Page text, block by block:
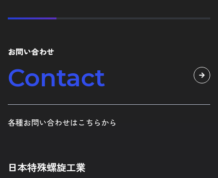
お問い合わせ
Contact
各種お問い合わせはこちらから
日本特殊螺旋工業